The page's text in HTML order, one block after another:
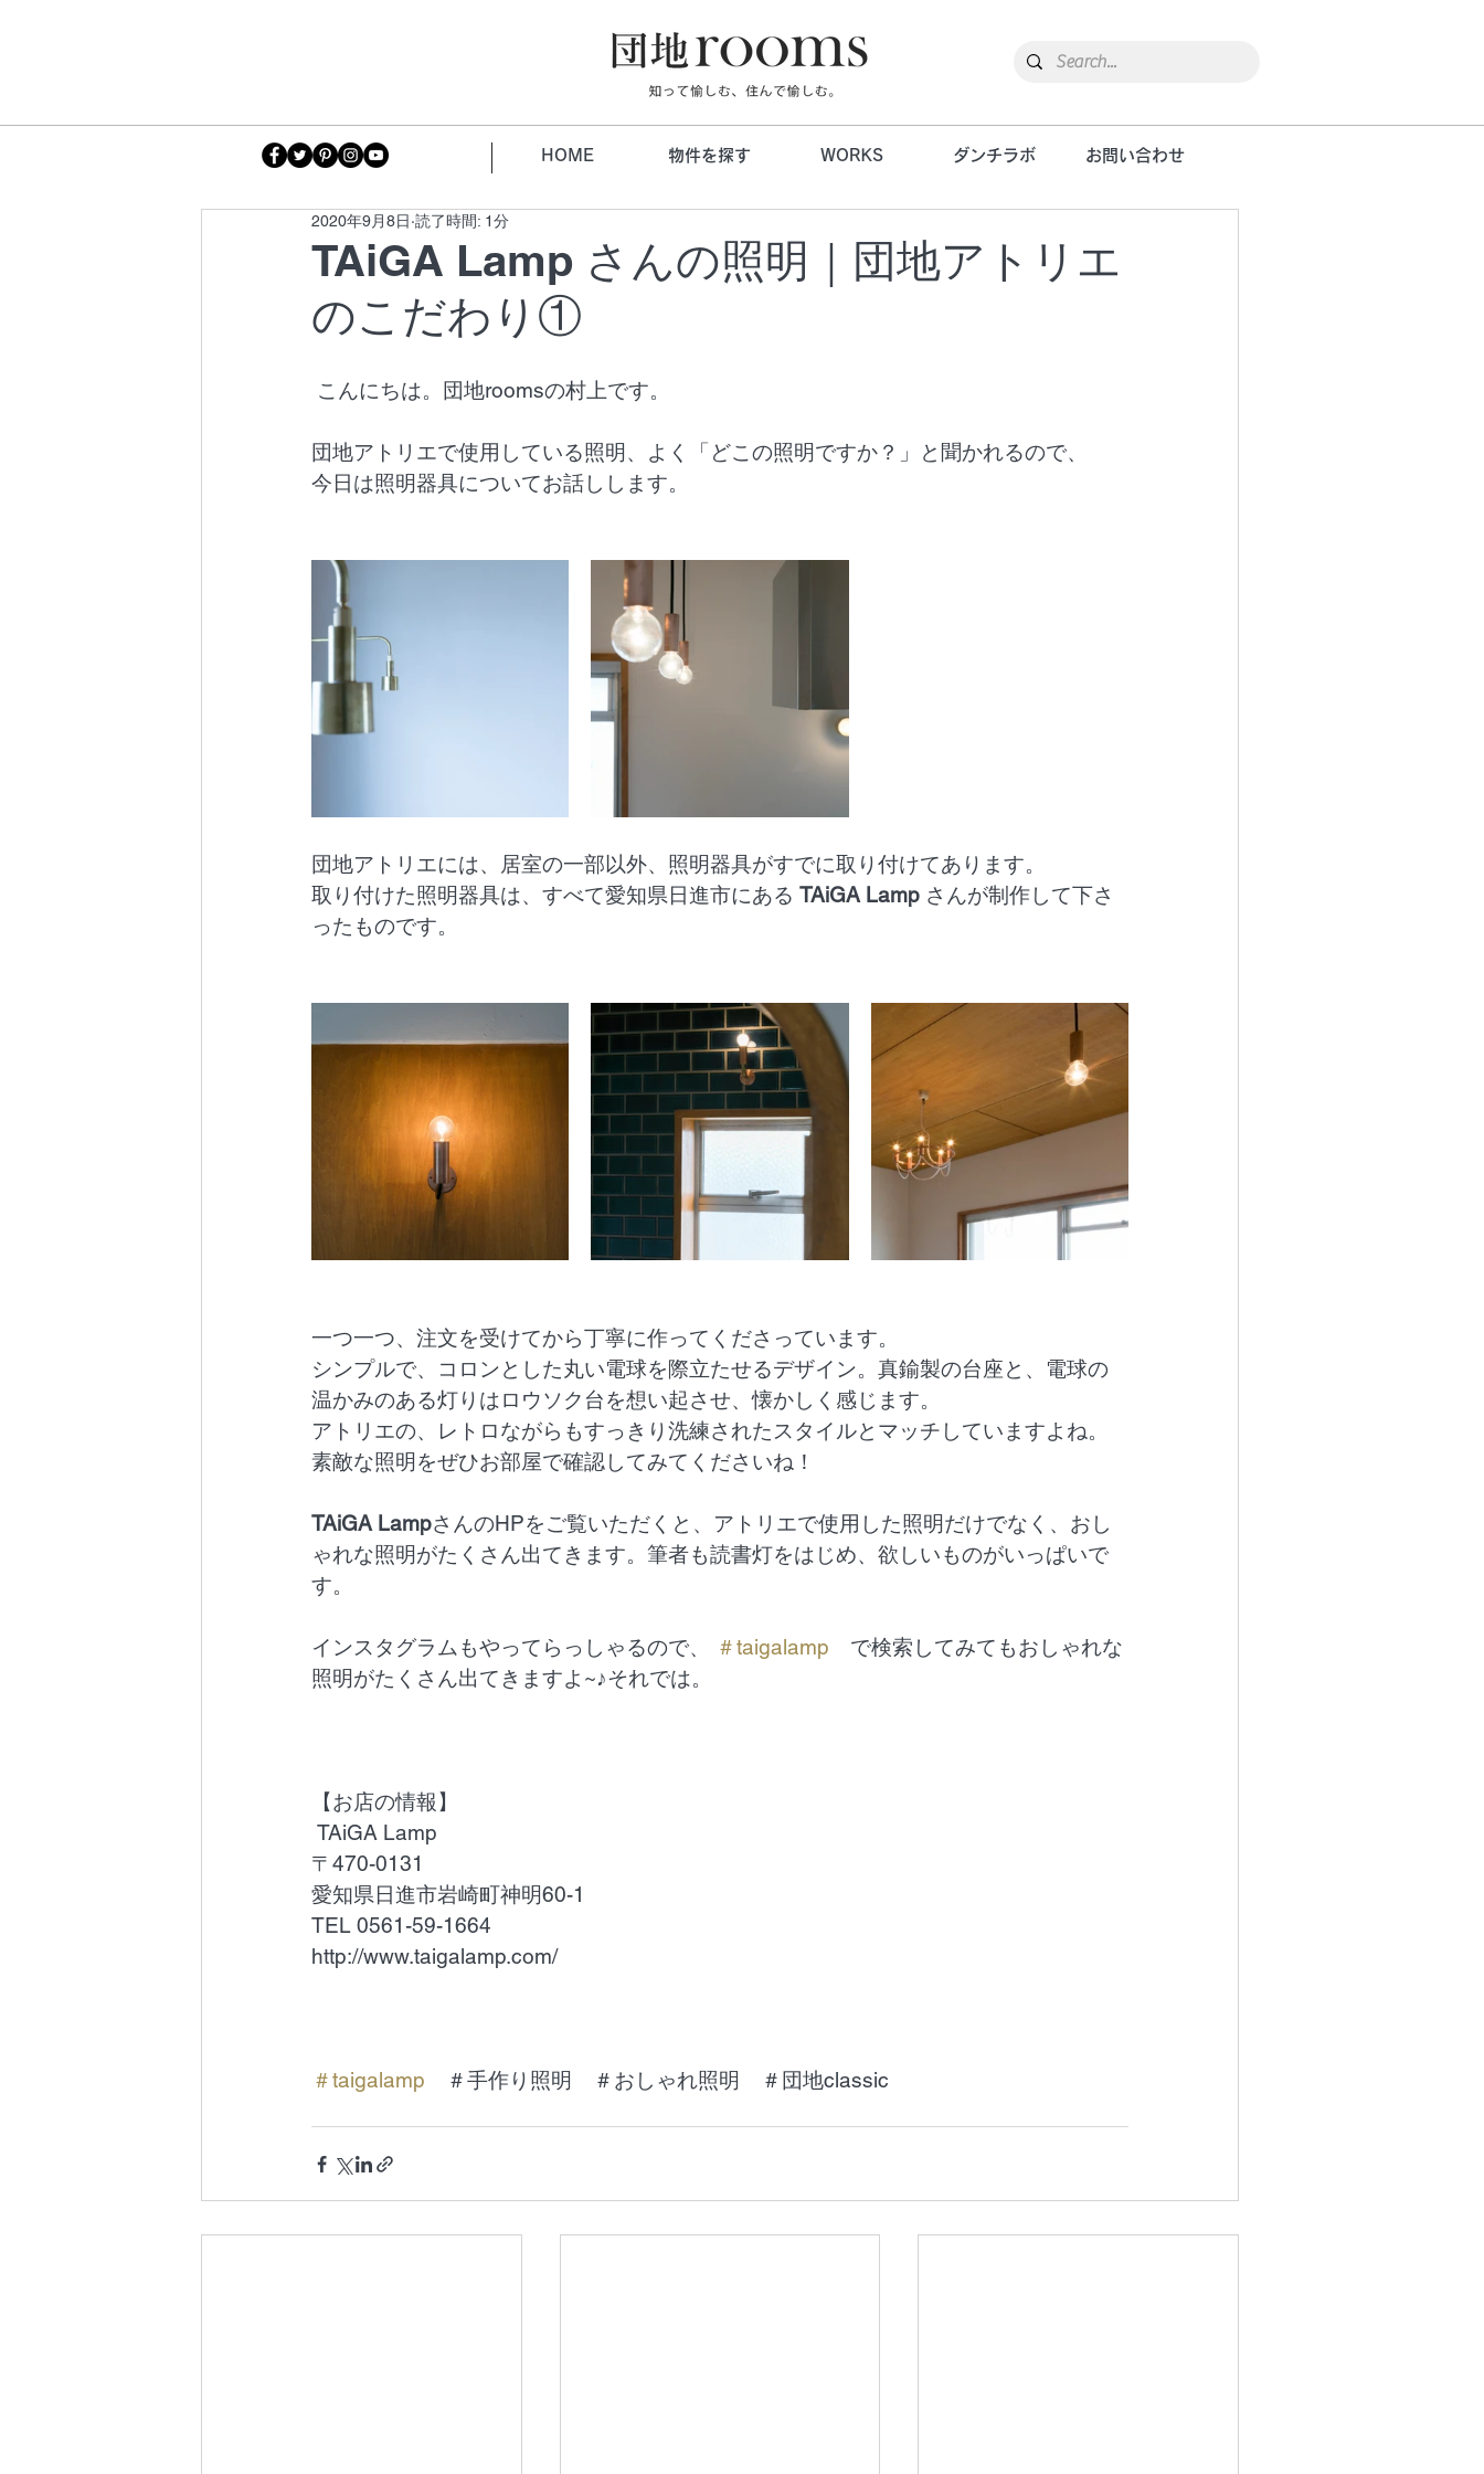
HOME 物件を探す WORKS ダンチラボ お問い合わせ
TAiGA Lamp さんの照明｜団地アトリエ
のこだわり①
2020年9月8日 読了時間: 1分
こんにちは。団地roomsの村上です。
団地アトリエで使用している照明、よく「どこの照明ですか？」と聞かれるので、
今日は照明器具についてお話しします。
団地アトリエには、居室の一部以外、照明器具がすでに取り付けてあります。
取り付けた照明器具は、すべて愛知県日進市にある TAiGA Lamp さんが制作して下さ
ったものです。
一つ一つ、注文を受けてから丁寧に作ってくださっています。
シンプルで、コロンとした丸い電球を際立たせるデザイン。真鍮製の台座と、電球の
温かみのある灯りはロウソク台を想い起させ、懐かしく感じます。
アトリエの、レトロながらもすっきり洗練されたスタイルとマッチしていますよね。
素敵な照明をぜひお部屋で確認してみてくださいね！
TAiGA LampさんのHPをご覧いただくと、アトリエで使用した照明だけでなく、おし
ゃれな照明がたくさん出てきます。筆者も読書灯をはじめ、欲しいものがいっぱいで
す。
インスタグラムもやってらっしゃるので、 ＃taigalamp で検索してみてもおしゃれな
照明がたくさん出てきますよ~♪それでは。
【お店の情報】
TAiGA Lamp
〒470-0131
愛知県日進市岩崎町神明60-1
TEL 0561-59-1664
http://www.taigalamp.com/
＃taigalamp ＃手作り照明　＃おしゃれ照明　＃団地classic